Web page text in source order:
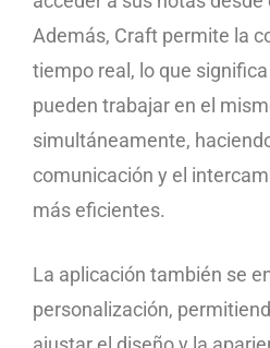
Además, Craft permite la
tiempo real, lo que
pueden trabajar en el
simultáneamente,
comunicación y el
más eficientes.
La aplicación también se
personalización,